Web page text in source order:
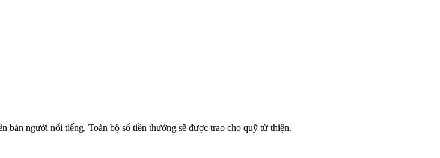
người nổi tiếng. Toàn bộ số tiền thưởng sẽ được trao cho quỹ từ thiện.